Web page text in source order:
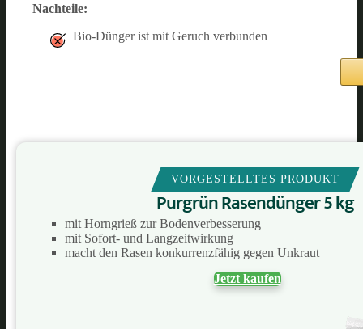
Nachteile:
Bio-Dünger ist mit Geruch verbunden
VORGESTELLTES PRODUKT
Purgrün Rasendünger 5 kg
mit Horngrieß zur Bodenverbesserung
mit Sofort- und Langzeitwirkung
macht den Rasen konkurrenzfähig gegen Unkraut
Jetzt kaufen